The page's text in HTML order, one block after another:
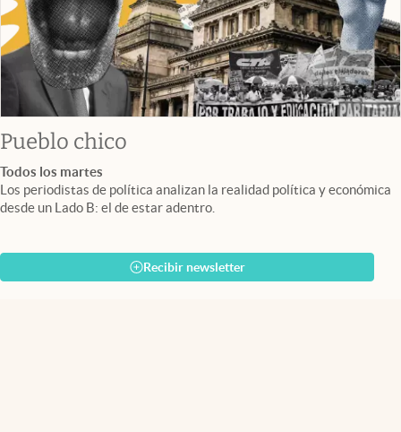
Pueblo chico
Todos los martes
Los periodistas de política analizan la realidad política y económica
desde un Lado B: el de estar adentro.
Recibir newsletter